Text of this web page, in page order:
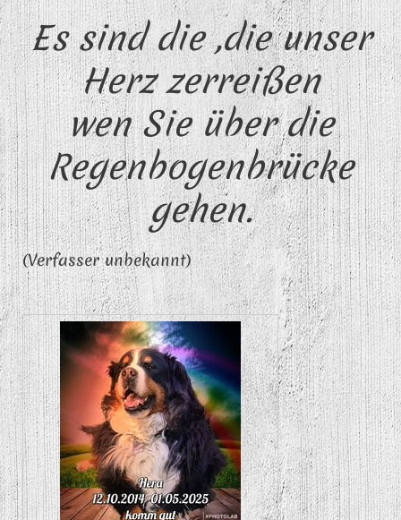
Es sind die ,die unser
Herz zerreißen
wen Sie über die
Regenbogenbrücke
gehen.
(Verfasser unbekannt)